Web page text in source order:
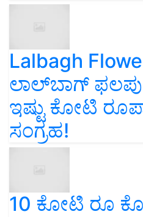
Lalbagh
ಲಾಲ್‌ಬಾಗ್
ಇಷ್ಟು ಕೋಟಿ
ಸಂಗ್ರಹ!
10 ಕೋಟಿ ರೂ